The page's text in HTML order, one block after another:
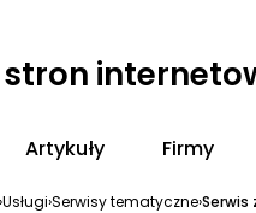
Artykuły Firmy
›Usługi›Serwisy tematyczne›